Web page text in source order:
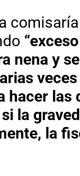
nena y
hacer las
la
la